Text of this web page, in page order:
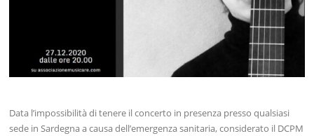
Data l’impossibilità di tenere il concerto in presenza presso qualsiasi
sede in Sardegna a causa dell’emergenza sanitaria, considerato il DCPM